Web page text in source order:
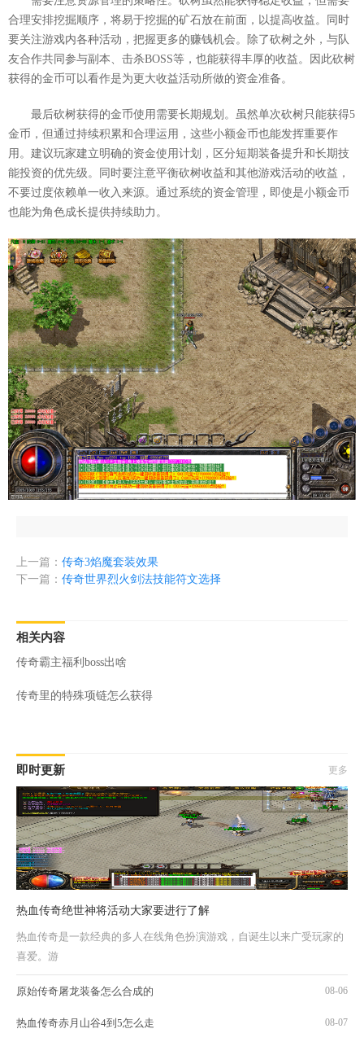
合理安排挖掘顺序，将易于挖掘的矿石放在前面，以提高收益。同时
要关注游戏内各种活动，把握更多的赚钱机会。除了砍树之外，与队
友合作共同参与副本、击杀BOSS等，也能获得丰厚的收益。因此砍树
获得的金币可以看作是为更大收益活动所做的资金准备。
最后砍树获得的金币使用需要长期规划。虽然单次砍树只能获得5
金币，但通过持续积累和合理运用，这些小额金币也能发挥重要作
用。建议玩家建立明确的资金使用计划，区分短期装备提升和长期技
能投资的优先级。同时要注意平衡砍树收益和其他游戏活动的收益，
不要过度依赖单一收入来源。通过系统的资金管理，即使是小额金币
也能为角色成长提供持续助力。
上一篇： 传奇3焰魔套装效果
下一篇： 传奇世界烈火剑法技能符文选择
相关内容
传奇霸主福利boss出啥
传奇里的特殊项链怎么获得
即时更新 更多
热血传奇绝世神将活动大家要进行了解
热血传奇是一款经典的多人在线角色扮演游戏，自诞生以来广受玩家的
喜爱。游
原始传奇屠龙装备怎么合成的 08-06
热血传奇赤月山谷4到5怎么走 08-07